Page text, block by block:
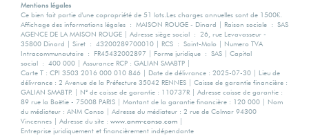
Mentions légales
Ce bien fait partie d'une copropriété de 51 lots.Les charges annuelles sont de 1500€.
Affichage des informations légales : MAISON ROUGE - Dinard | Raison sociale : SAS
AGENCE DE LA MAISON ROUGE | Adresse siège social : 26, rue Levavasseur -
35800 Dinard | Siret : 43200289700010 | RCS : Saint-Malo | Numero TVA
Intracommunautaire : FR45432002897 | Forme juridique : SAS | Capital
social : 400 000 | Assurance RCP : GALIAN SMABTP |
Carte T : CPI 3503 2016 000 010 846 | Date de délivrance : 2025-07-30 | Lieu de
délivrance : 2 Avenue de la Préfecture 35042 RENNES | Caisse de garantie financière :
GALIAN SMABTP. | N° de caisse de garantie : 110737R | Adresse caisse de garantie :
89 rue la Boëtie - 75008 PARIS | Montant de la garantie financière : 120 000 | Nom
du médiateur : ANM Conso | Adresse du médiateur : 2 rue de Colmar 94300
Vincennes | Adresse du site : www.anm-conso.com
Entreprise juridiquement et financièrement indépendante